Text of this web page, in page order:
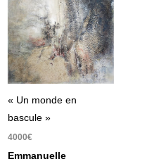
« Un monde en
bascule »
4000€
Emmanuelle